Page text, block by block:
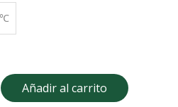
℃
Añadir al carrito